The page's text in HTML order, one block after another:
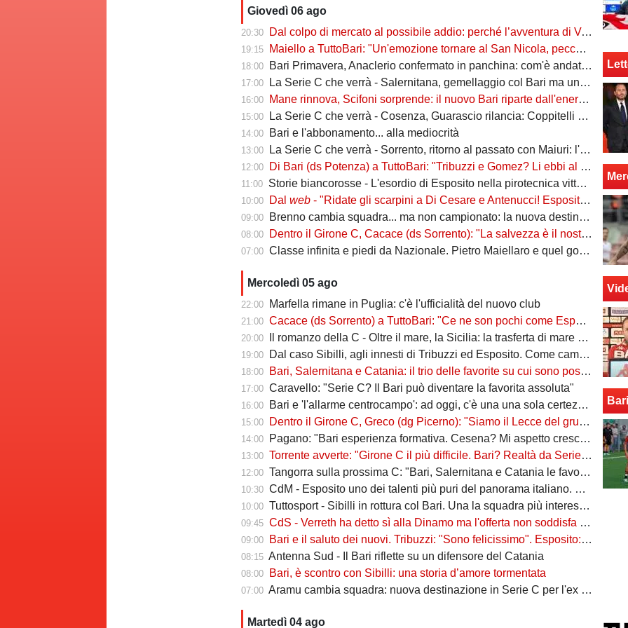
Giovedì 06 ago
20:30 Dal colpo di mercato al possibile addio: perché l’avventura di Verreth al Bari non è mai davvero sbocciata
19:15 Maiello a TuttoBari: "Un'emozione tornare al San Nicola, peccato per il poco pubblico. Bari? Ben costruito"
18:00 Bari Primavera, Anaclerio confermato in panchina: com'è andata la scorsa stagione?
17:00 La Serie C che verrà - Salernitana, gemellaggio col Bari ma una sola missione: tornare subito in Serie B
16:00 Mane rinnova, Scifoni sorprende: il nuovo Bari riparte dall'energia verde
15:00 La Serie C che verrà - Cosenza, Guarascio rilancia: Coppitelli per riportare i lupi in Serie B
14:00 Bari e l'abbonamento... alla mediocrità
13:00 La Serie C che verrà - Sorrento, ritorno al passato con Maiuri: l'obiettivo è una salvezza senza affanni
12:00 Di Bari (ds Potenza) a TuttoBari: "Tribuzzi e Gomez? Li ebbi al Crotone. Alessio può fare più ruoli, Guido è una certezza"
11:00 Storie biancorosse - L'esordio di Esposito nella pirotecnica vittoria contro la Spal di De Rossi e Nainggolan
10:00 Dalweb - "Ridate gli scarpini a Di Cesare e Antenucci! Esposito? Forte, ma valorizziamo sempre giocatori del Napoli"
09:00 Brenno cambia squadra... ma non campionato: la nuova destinazione dell'ex Bari
08:00 Dentro il Girone C, Cacace (ds Sorrento): "La salvezza è il nostro scudetto, torniamo a casa dopo gennaio. Ecco la nostra forza"
07:00 Classe infinita e piedi da Nazionale. Pietro Maiellaro e quel gol da quaranta metri...
Mercoledì 05 ago
22:00 Marfella rimane in Puglia: c'è l'ufficialità del nuovo club
21:00 Cacace (ds Sorrento) a TuttoBari: "Ce ne son pochi come Esposito: ve lo presento. D'Ursi? Solo interesse"
20:00 Il romanzo della C - Oltre il mare, la Sicilia: la trasferta di mare e di vento
19:00 Dal caso Sibilli, agli innesti di Tribuzzi ed Esposito. Come cambia l’attacco
18:00 Bari, Salernitana e Catania: il trio delle favorite su cui sono poste le aspettative e gli obiettivi promozione
17:00 Caravello: "Serie C? Il Bari può diventare la favorita assoluta"
16:00 Bari e 'l'allarme centrocampo': ad oggi, c'è una una sola certezza (e mezza) nel reparto
15:00 Dentro il Girone C, Greco (dg Picerno): "Siamo il Lecce del gruppo, tra giovani e sostenibilità. Che impresa l'anno scorso!"
14:00 Pagano: "Bari esperienza formativa. Cesena? Mi aspetto crescita"
13:00 Torrente avverte: "Girone C il più difficile. Bari? Realtà da Serie A"
12:00 Tangorra sulla prossima C: "Bari, Salernitana e Catania le favorite. Subito dopo altre due"
10:30 CdM - Esposito uno dei talenti più puri del panorama italiano. Sibilli, Marino è furioso
10:00 Tuttosport - Sibilli in rottura col Bari. Una la squadra più interessata a ingaggiarlo
09:45 CdS - Verreth ha detto sì alla Dinamo ma l'offerta non soddisfa il Bari. Della Morte, niente conferme
09:00 Bari e il saluto dei nuovi. Tribuzzi: "Sono felicissimo". Esposito: "Ci vediamo al San Nicola"
08:15 Antenna Sud - Il Bari riflette su un difensore del Catania
08:00 Bari, è scontro con Sibilli: una storia d’amore tormentata
07:00 Aramu cambia squadra: nuova destinazione in Serie C per l'ex Bari
Martedì 04 ago